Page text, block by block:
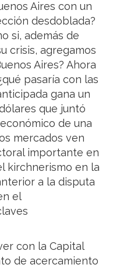
Aires con un
desdoblada?
si, además de
crisis, agregamos
Aires? Ahora
pasaría con las
gana un
que juntó
de una
mercados ven
importante en
kirchnerismo en la
a la disputa
el
con la Capital
de acercamiento